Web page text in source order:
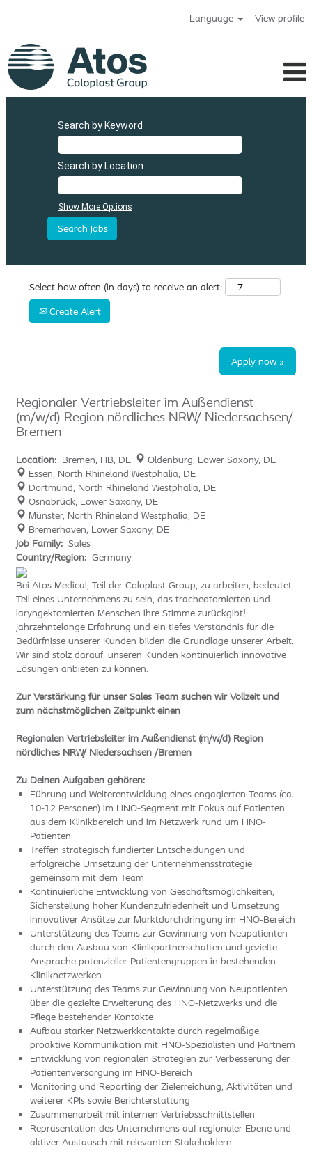
Language View profile
Search by Keyword
Search by Location
Show More Options
Select how often (in days) to receive an alert:
Create Alert
Apply now »
Regionaler Vertriebsleiter im Außendienst
(m/w/d) Region nördliches NRW/ Niedersachsen/
Bremen
Location: Bremen, HB, DE
Oldenburg, Lower Saxony, DE
Essen, North Rhineland Westphalia, DE
Dortmund, North Rhineland Westphalia, DE
Osnabrück, Lower Saxony, DE
Münster, North Rhineland Westphalia, DE
Bremerhaven, Lower Saxony, DE
Job Family: Sales
Country/Region: Germany
Bei Atos Medical, Teil der Coloplast Group, zu arbeiten, bedeutet
Teil eines Unternehmens zu sein, das tracheotomierten und
laryngektomierten Menschen ihre Stimme zurückgibt!
Jahrzehntelange Erfahrung und ein tiefes Verständnis für die
Bedürfnisse unserer Kunden bilden die Grundlage unserer Arbeit.
Wir sind stolz darauf, unseren Kunden kontinuierlich innovative
Lösungen anbieten zu können.
Zur Verstärkung für unser Sales Team suchen wir Vollzeit und
zum nächstmöglichen Zeitpunkt einen
Regionalen Vertriebsleiter im Außendienst (m/w/d) Region
nördliches NRW/ Niedersachsen /Bremen
Zu Deinen Aufgaben gehören:
Führung und Weiterentwicklung eines engagierten Teams (ca.
10-12 Personen) im HNO-Segment mit Fokus auf Patienten
aus dem Klinikbereich und im Netzwerk rund um HNO-
Patienten
Treffen strategisch fundierter Entscheidungen und
erfolgreiche Umsetzung der Unternehmensstrategie
gemeinsam mit dem Team
Kontinuierliche Entwicklung von Geschäftsmöglichkeiten,
Sicherstellung hoher Kundenzufriedenheit und Umsetzung
innovativer Ansätze zur Marktdurchdringung im HNO-Bereich
Unterstützung des Teams zur Gewinnung von Neupatienten
durch den Ausbau von Klinikpartnerschaften und gezielte
Ansprache potenzieller Patientengruppen in bestehenden
Kliniknetzwerken
Unterstützung des Teams zur Gewinnung von Neupatienten
über die gezielte Erweiterung des HNO-Netzwerks und die
Pflege bestehender Kontakte
Aufbau starker Netzwerkkontakte durch regelmäßige,
proaktive Kommunikation mit HNO-Spezialisten und Partnern
Entwicklung von regionalen Strategien zur Verbesserung der
Patientenversorgung im HNO-Bereich
Monitoring und Reporting der Zielerreichung, Aktivitäten und
weiterer KPIs sowie Berichterstattung
Zusammenarbeit mit internen Vertriebsschnittstellen
Repräsentation des Unternehmens auf regionaler Ebene und
aktiver Austausch mit relevanten Stakeholdern